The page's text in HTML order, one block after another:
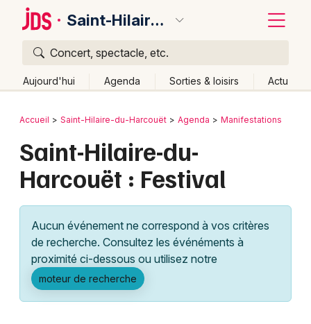
Saint-Hilaire-du-Harcouët
Concert, spectacle, etc.
Aujourd'hui Agenda Sorties & loisirs Actu
Publier un événement
Grands événements
Activité & Expérience
Manifestations
Foires & salons
Bordeaux
Colmar
Lille
Lyon
Marseille
Mulhouse
Retour
Accueil Saint-Hilaire-du-Harcouët Agenda Manifestations
Saint-Hilaire-du-
Harcouët : Festival
Aucun événement ne correspond à vos critères
de recherche. Consultez les événéments à
proximité ci-dessous ou utilisez notre
moteur de recherche
Quoi ?
Où ?
Basse-Normandie
Partout
Près de moi
Changer de lieu
Aujourd'hui
Demain Ce week-end Autre